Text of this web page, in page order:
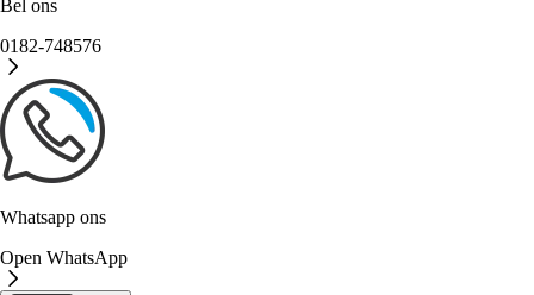
Bel ons
0182-748576
Whatsapp ons
Open WhatsApp